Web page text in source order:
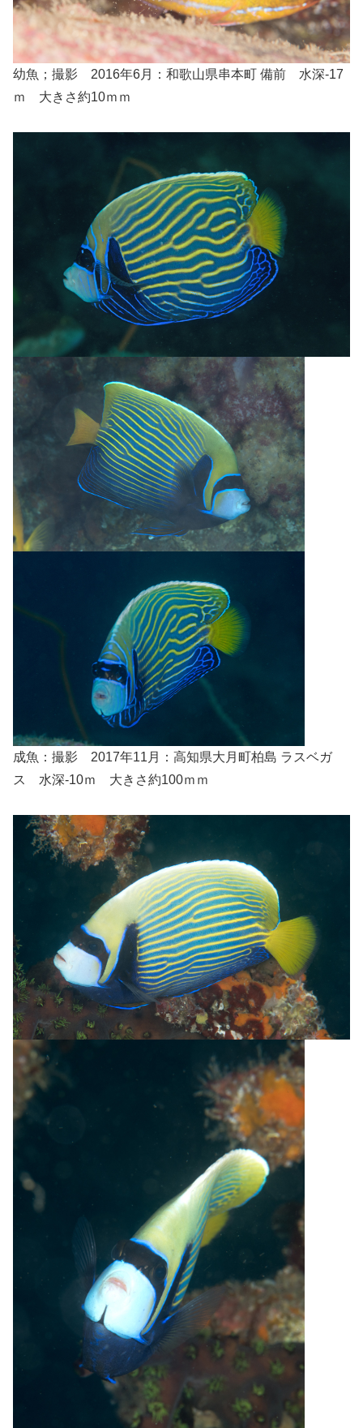
幼魚；撮影 2016年6月：和歌山県串本町 備前 水深-17
ｍ 大きさ約10ｍｍ
成魚：撮影 2017年11月：高知県大月町柏島 ラスベガ
ス 水深-10ｍ 大きさ約100ｍｍ